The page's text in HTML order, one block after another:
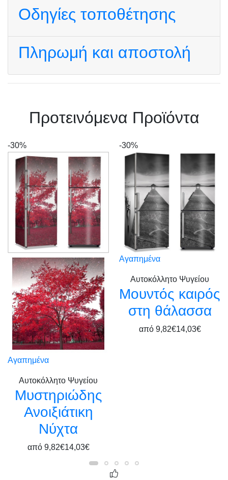
Οδηγίες τοποθέτησης
Πληρωμή και αποστολή
Πρoτεινόμενα Προϊόντα
-30%
Αγαπημένα
Αυτοκόλλητο Ψυγείου
Μυστηριώδης
Ανοιξιάτικη
Νύχτα
από 9,82€14,03€
-30%
Αγαπημένα
Αυτοκόλλητο Ψυγείου
Μουντός καιρός
στη θάλασσα
από 9,82€14,03€